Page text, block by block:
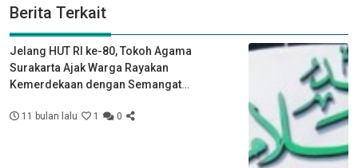
Berita Terkait
Jelang HUT RI ke-80, Tokoh Agama
Surakarta Ajak Warga Rayakan
Kemerdekaan dengan Semangat
11 bulan lalu 1 0